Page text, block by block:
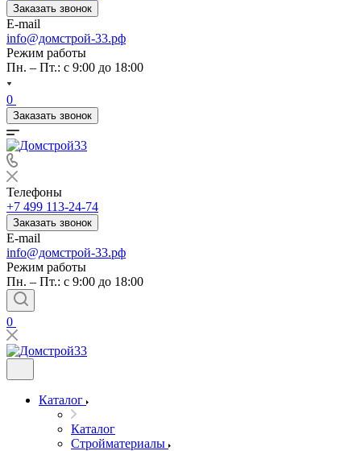
Заказать звонок
E-mail
info@домстрой-33.рф
Режим работы
Пн. – Пт.: с 9:00 до 18:00
0
Заказать звонок
Телефоны
+7 499 113-24-74
Заказать звонок
E-mail
info@домстрой-33.рф
Режим работы
Пн. – Пт.: с 9:00 до 18:00
0
Каталог
Каталог
Стройматериалы